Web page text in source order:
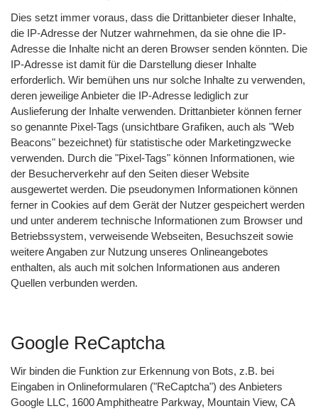
Dies setzt immer voraus, dass die Drittanbieter dieser Inhalte,
die IP-Adresse der Nutzer wahrnehmen, da sie ohne die IP-
Adresse die Inhalte nicht an deren Browser senden könnten. Die
IP-Adresse ist damit für die Darstellung dieser Inhalte
erforderlich. Wir bemühen uns nur solche Inhalte zu verwenden,
deren jeweilige Anbieter die IP-Adresse lediglich zur
Auslieferung der Inhalte verwenden. Drittanbieter können ferner
so genannte Pixel-Tags (unsichtbare Grafiken, auch als "Web
Beacons" bezeichnet) für statistische oder Marketingzwecke
verwenden. Durch die "Pixel-Tags" können Informationen, wie
der Besucherverkehr auf den Seiten dieser Website
ausgewertet werden. Die pseudonymen Informationen können
ferner in Cookies auf dem Gerät der Nutzer gespeichert werden
und unter anderem technische Informationen zum Browser und
Betriebssystem, verweisende Webseiten, Besuchszeit sowie
weitere Angaben zur Nutzung unseres Onlineangebotes
enthalten, als auch mit solchen Informationen aus anderen
Quellen verbunden werden.
Google ReCaptcha
Wir binden die Funktion zur Erkennung von Bots, z.B. bei
Eingaben in Onlineformularen ("ReCaptcha") des Anbieters
Google LLC, 1600 Amphitheatre Parkway, Mountain View, CA